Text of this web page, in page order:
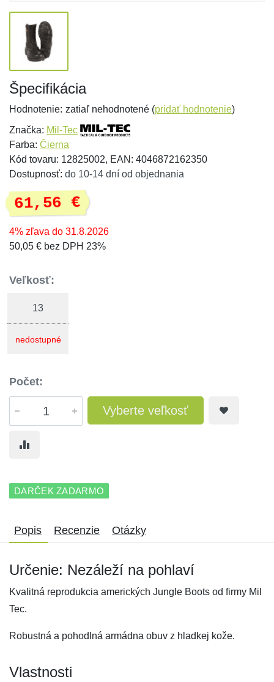
Špecifikácia
Hodnotenie: zatiaľ nehodnotené (pridať hodnotenie)
Značka: Mil-Tec
Farba: Čierna
Kód tovaru: 12825002, EAN: 4046872162350
Dostupnosť: do 10-14 dní od objednania
61,56 €
4% zľava do 31.8.2026
50,05 € bez DPH 23%
Veľkosť:
13
nedostupné
Počet:
Vyberte veľkosť
DARČEK ZADARMO
Popis Recenzie Otázky
Určenie: Nezáleží na pohlaví
Kvalitná reprodukcia amerických Jungle Boots od firmy Mil
Tec.
Robustná a pohodlná armádna obuv z hladkej kože.
Vlastnosti